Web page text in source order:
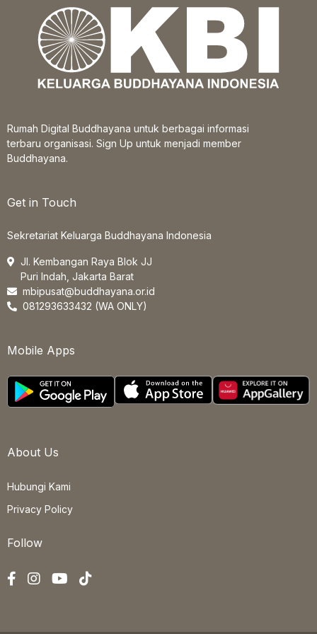
Rumah Digital Buddhayana untuk berbagai informasi
terbaru organisasi. Sign Up untuk menjadi member
Buddhayana.
Get in Touch
Sekretariat Keluarga Buddhayana Indonesia
Jl. Kembangan Raya Blok JJ
Puri Indah, Jakarta Barat
mbipusat@buddhayana.or.id
081293633432 (WA ONLY)
Mobile Apps
About Us
Hubungi Kami
Privacy Policy
Follow